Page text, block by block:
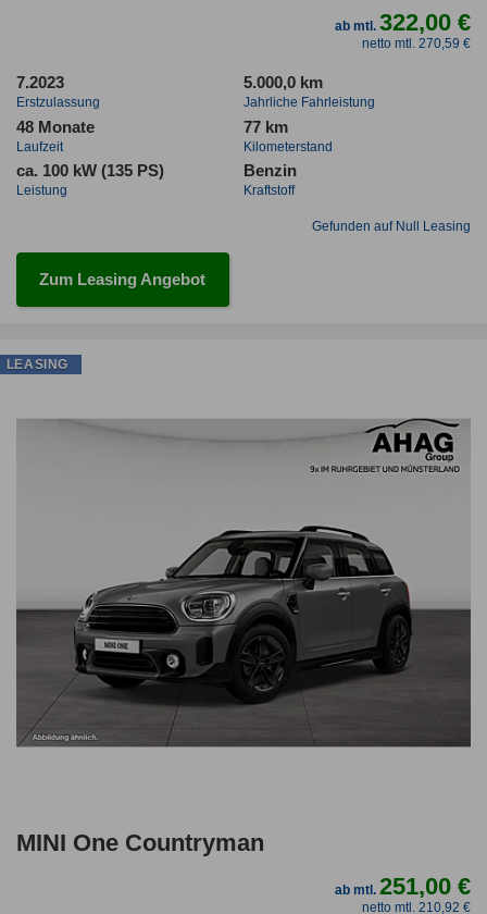
ab mtl.322,00 €
netto mtl. 270,59 €
7.2023
Erstzulassung
5.000,0 km
Jahrliche Fahrleistung
48 Monate
Laufzeit
77 km
Kilometerstand
ca. 100 kW (135 PS)
Leistung
Benzin
Kraftstoff
Gefunden auf Null Leasing
Zum Leasing Angebot
MINI One Countryman
ab mtl.251,00 €
netto mtl. 210,92 €
LEASING